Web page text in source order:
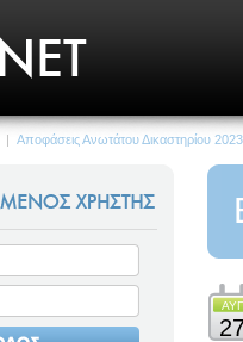
| Αποφάσεις Ανωτάτου Δικαστηρίου 2023
ΑΥΓ